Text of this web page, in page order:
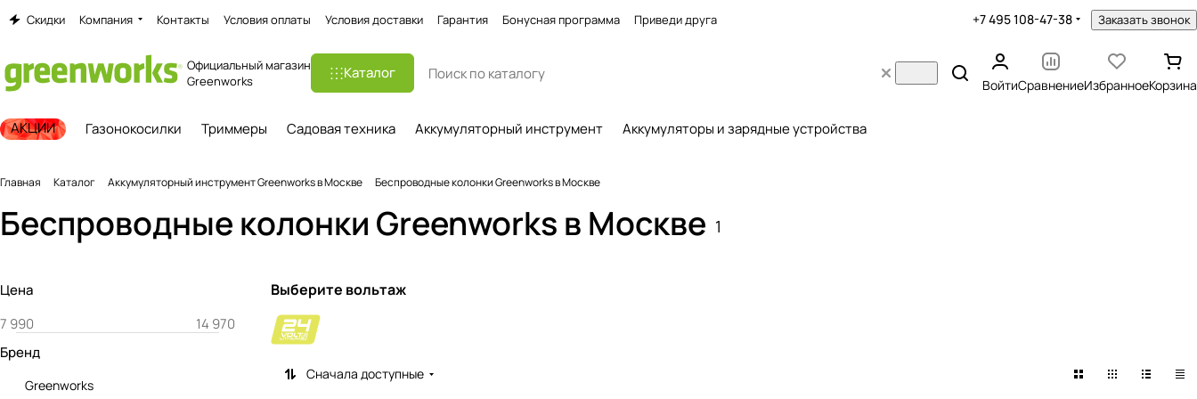
Скидки Компания Контакты Условия оплаты Условия доставки Гарантия Бонусная программа Приведи друга +7 495 108-47-38 Заказать звонок
Официальный магазин
Greenworks
Каталог
ВойтиСравнениеИзбранноеКорзина
АКЦИИ Газонокосилки Триммеры Садовая техника Аккумуляторный инструмент Аккумуляторы и зарядные устройства
Главная Каталог Аккумуляторный инструмент Greenworks в Москве Беспроводные колонки Greenworks в Москве
Беспроводные колонки Greenworks в Москве 1
Выберите вольтаж
Сначала доступные
Цена
Бренд
Greenworks